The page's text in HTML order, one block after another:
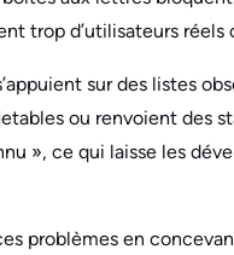
trop d’utilisateurs
sur des listes
ou renvoient des
», ce qui laisse les
problèmes en